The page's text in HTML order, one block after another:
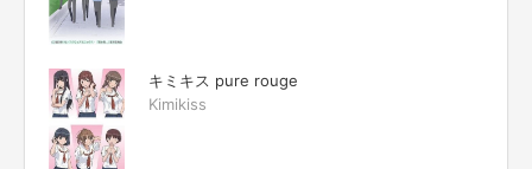
キミキス pure rouge
Kimikiss